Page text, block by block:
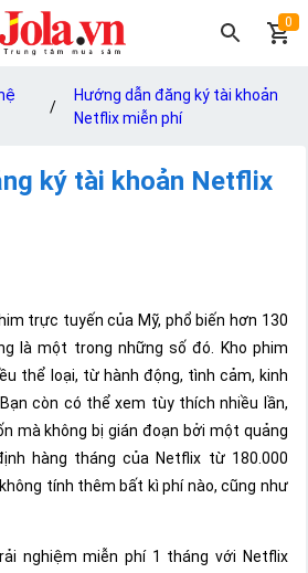
0
/
Hướng dẫn đăng ký tài khoản
Netflix miễn phí
ký tài khoản Netflix
trực tuyến của Mỹ, phổ biến hơn 130
là một trong những số đó. Kho phim
thể loại, từ hành động, tình cảm, kinh
còn có thể xem tùy thích nhiều lần,
mà không bị gián đoạn bởi một quảng
hàng tháng của Netflix từ 180.000
tính thêm bất kì phí nào, cũng như
nghiệm miễn phí 1 tháng với Netflix